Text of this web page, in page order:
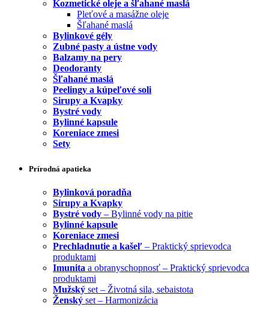
Kozmetické oleje a šľahané maslá
Pleťové a masážne oleje
Šľahané maslá
Bylinkové gély
Zubné pasty a ústne vody
Balzamy na pery
Deodoranty
Šľahané maslá
Peelingy a kúpeľové soli
Sirupy a Kvapky
Bystré vody
Bylinné kapsule
Koreniace zmesi
Sety
Prírodná apatieka
Bylinková poradňa
Sirupy a Kvapky
Bystré vody – Bylinné vody na pitie
Bylinné kapsule
Koreniace zmesi
Prechladnutie a kašeľ – Praktický sprievodca
produktami
Imunita a obranyschopnosť – Praktický sprievodca
produktami
Mužský set – Životná sila, sebaistota
Ženský set – Harmonizácia